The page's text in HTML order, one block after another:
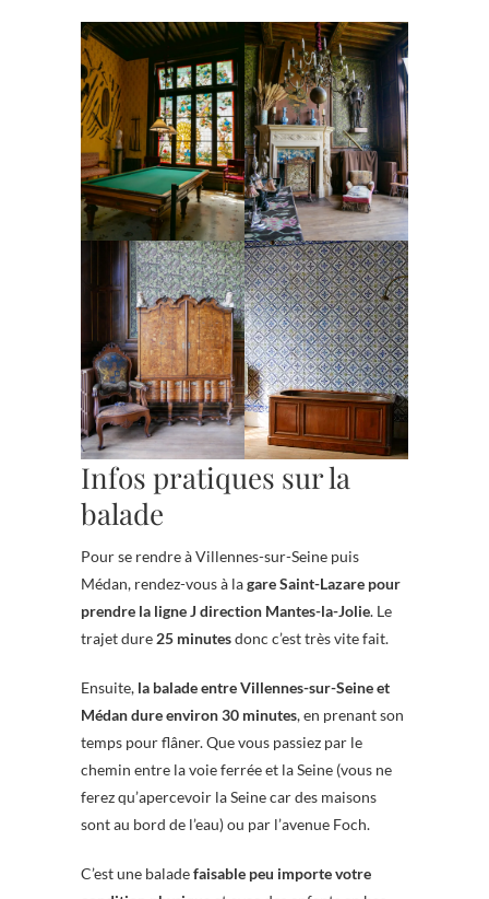
Infos pratiques sur la
balade
Pour se rendre à Villennes-sur-Seine puis
Médan, rendez-vous à lagare Saint-Lazare pour
prendre la ligne J direction Mantes-la-Jolie. Le
trajet dure 25 minutesdonc c’est très vite fait.
Ensuite, la balade entre Villennes-sur-Seine et
Médan dure environ 30 minutes, en prenant son
temps pour flâner. Que vous passiez par le
chemin entre la voie ferrée et la Seine (vous ne
ferez qu’apercevoir la Seine car des maisons
sont au bord de l’eau) ou par l’avenue Foch.
C’est une baladefaisable peu importe votre